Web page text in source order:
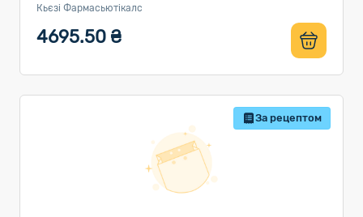
Кьєзі Фармасьютікалс
4695.50 ₴
За рецептом